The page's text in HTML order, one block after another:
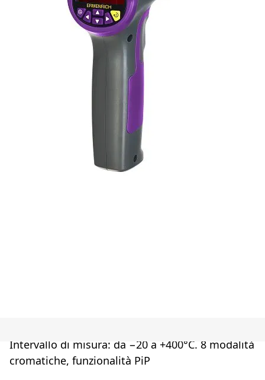
Intervallo di misura: da −20 a +400°C. 8 modalità
cromatiche, funzionalità PiP